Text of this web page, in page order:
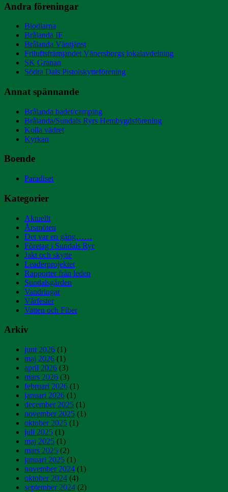
Andra föreningar
Biodlarna
Brålanda IF
Brålanda Väntjänst
Friluftsfrämjandet Vänersborgs lokalavdelning
SK Granan
Södra Dals Pistolskytteförening
Annat spännande
Brålanda badet/camping
Brålanda/Sundals Ryrs Hembygdsförening
Kolla vädret
Kyrkan
Boende
Paradiset
Kategorier
Aktuellt
Årsmöten
Det var en gång……
Företag i Sundals Ryr
Jakt och skytte
Leaderprojektet
Rapporter från leden
Sundalsgården
Vandringar
Vårfester
Vatten och Fiber
Arkiv
juni 2026 (1)
maj 2026 (1)
april 2026 (3)
mars 2026 (3)
februari 2026 (1)
januari 2026 (1)
december 2025 (1)
november 2025 (1)
oktober 2025 (1)
juli 2025 (1)
maj 2025 (1)
mars 2025 (2)
januari 2025 (1)
november 2024 (1)
oktober 2024 (4)
september 2024 (2)